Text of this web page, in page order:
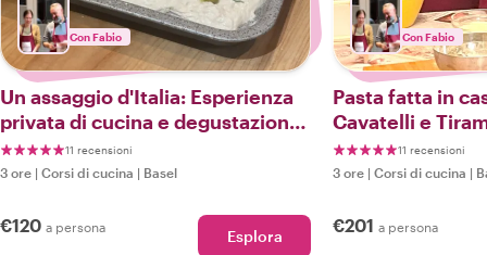
Con Fabio
Un assaggio d'Italia: Esperienza
privata di cucina e degustazione
di pizza/focaccia
11 recensioni
3 ore | Corsi di cucina | Basel
€120 a persona Esplora
Con Fabio
Pasta fatta in
Cavatelli e
privata di11 recensioni
3 ore | Corsi di cucina |
€201 a persona